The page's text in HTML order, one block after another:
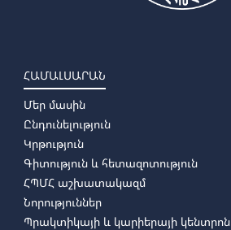
ՀԱՄԱԼՍԱՐԱՆ
Մեր մասին
Ընդունելություն
Կրթություն
Գիտություն և հետազոտություն
ՀՊՄՀ աշխատակազմ
Նորություններ
Պրակտիկայի և կարիերայի կենտրոն